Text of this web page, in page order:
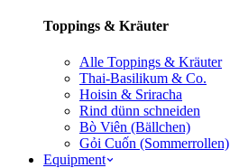
Toppings & Kräuter
Alle Toppings & Kräuter
Thai-Basilikum & Co.
Hoisin & Sriracha
Rind dünn schneiden
Bò Viên (Bällchen)
Gỏi Cuốn (Sommerrollen)
Equipment